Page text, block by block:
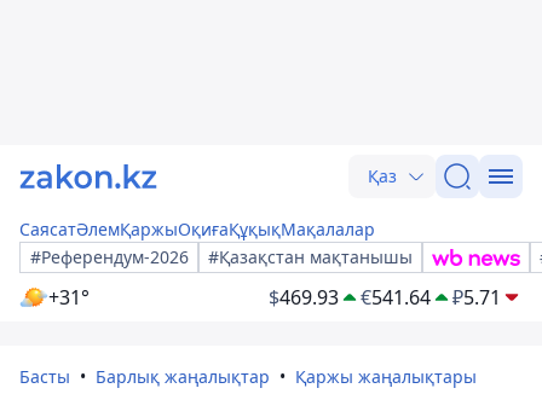
Қаз
СаясатӘлемҚаржыОқиғаҚұқықМақалалар
#Референдум-2026
#Қазақстан мақтанышы
+31° $469.93 €541.64 ₽5.71
Басты Барлық жаңалықтар Қаржы жаңалықтары